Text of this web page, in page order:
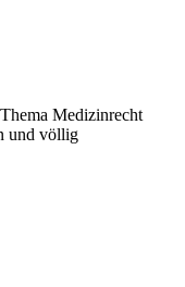
Medizinrecht
und völlig